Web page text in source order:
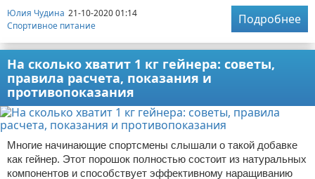
Юлия Чудина 21-10-2020 01:14
Спортивное питание
Подробнее
На сколько хватит 1 кг гейнера: советы,
правила расчета, показания и
противопоказания
Многие начинающие спортсмены слышали о такой добавке
как гейнер. Этот порошок полностью состоит из натуральных
компонентов и способствует эффективному наращиванию